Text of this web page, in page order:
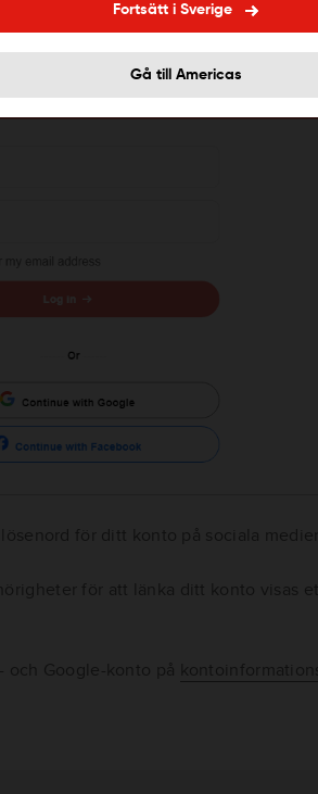
på Logga in.
Fortsätt med Facebook.
Fortsätt i Sverige
Gå till Americas